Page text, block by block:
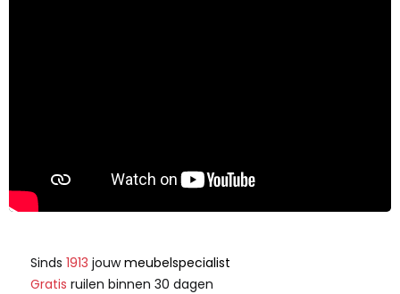
Sinds 1913 jouwmeubelspecialist
Gratis ruilen binnen 30 dagen